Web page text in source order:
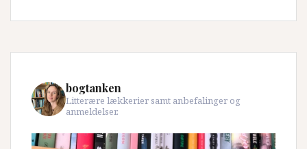
bogtanken
Litterære lækkerier samt anbefalinger og
anmeldelser.